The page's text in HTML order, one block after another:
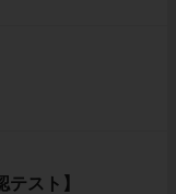
スト】